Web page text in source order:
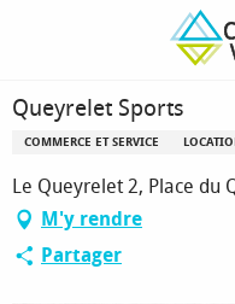
principal
Queyrelet
Queyrelet Sports
COMMERCE ET SERVICE
Le Queyrelet 2, Place du
M'y rendre
Partager